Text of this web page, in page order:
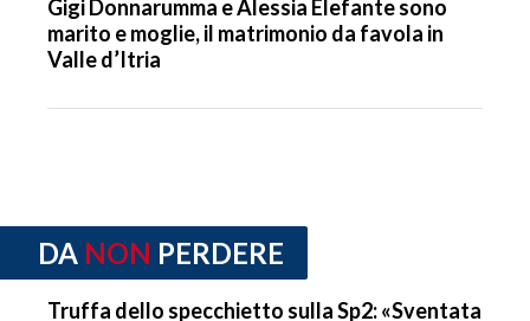
Gigi Donnarumma e Alessia Elefante sono
marito e moglie, il matrimonio da favola in
Valle d’Itria
DA NON PERDERE
Truffa dello specchietto sulla Sp2: «Sventata